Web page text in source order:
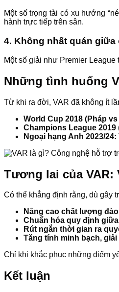
Một số trọng tài có xu hướng
hành trực tiếp trên sân.
4. Không nhất quán giữa
Một số giải như Premier
Những tình huống
Từ khi ra đời, VAR đã không ít
World Cup 2018 (Pháp
Champions League 2019
Ngoại hạng Anh 2023/24:
Tương lai của VAR:
Có thể khẳng định rằng, dù gây
Nâng cao chất lượng
Chuẩn hóa quy định
Rút ngắn thời gian ra
Tăng tính minh bạch,
Chỉ khi khắc phục những điểm
Kết luận